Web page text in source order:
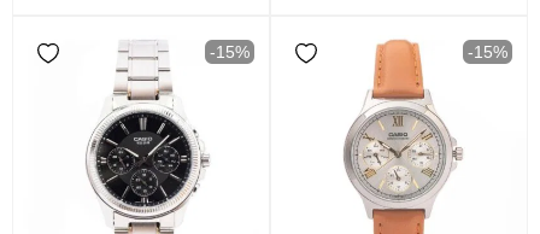
Từ 1 - 3 triệu Từ 3 - 6 triệu Từ 6 - 9 triệu Từ 9 - 15 triệu
Từ 15 - 30 triệu Từ 30 - 50 triệu
Từ 50 - 80 triệu
-15% -15%